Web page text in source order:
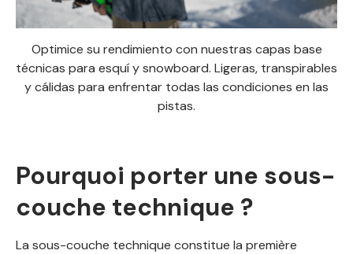
Optimice su rendimiento con nuestras capas base
técnicas para esquí y snowboard. Ligeras, transpirables
y cálidas para enfrentar todas las condiciones en las
pistas.
Pourquoi porter une sous-
couche technique ?
La sous-couche technique constitue la première